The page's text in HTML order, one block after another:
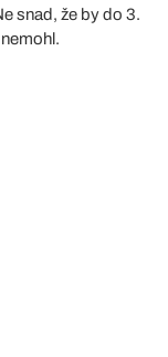
snad, že by do 3.